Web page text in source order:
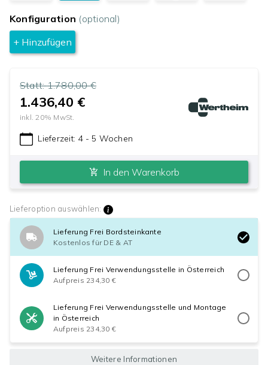
Konfiguration (optional)
+ Hinzufügen
Statt:1.780,00 €
1.436,40 €
inkl.20% MwSt.
Lieferzeit: 4 - 5 Wochen
In den Warenkorb
Lieferoption auswählen:
Lieferung Frei Bordsteinkante
Kostenlos für DE & AT
Lieferung Frei Verwendungsstelle in Österreich
Aufpreis 234,30 €
Lieferung Frei Verwendungsstelle und Montage
in Österreich
Aufpreis 234,30 €
Weitere Informationen